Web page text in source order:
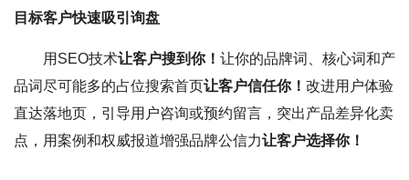
目标客户快速吸引询盘
用SEO技术让客户搜到你！ 让你的品牌词、核心词和产
品词尽可能多的占位搜索首页让客户信任你！ 改进用户体验
直达落地页，引导用户咨询或预约留言，突出产品差异化卖
点，用案例和权威报道增强品牌公信力让客户选择你！